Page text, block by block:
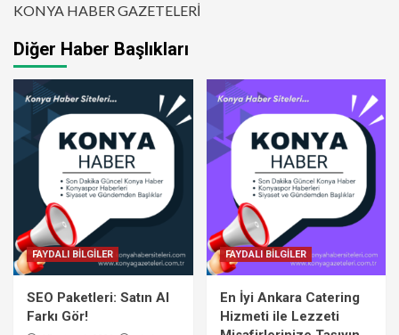
KONYA HABER GAZETELERİ
Diğer Haber Başlıkları
FAYDALI BİLGİLER
SEO Paketleri: Satın Al
Farkı Gör!
FAYDALI BİLGİLER
En İyi Ankara Catering
Hizmeti ile Lezzeti